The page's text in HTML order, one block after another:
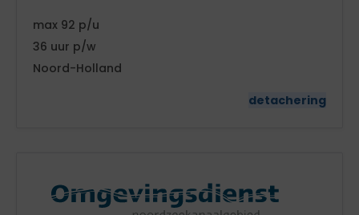
92
36
Noord-Holland
detachering